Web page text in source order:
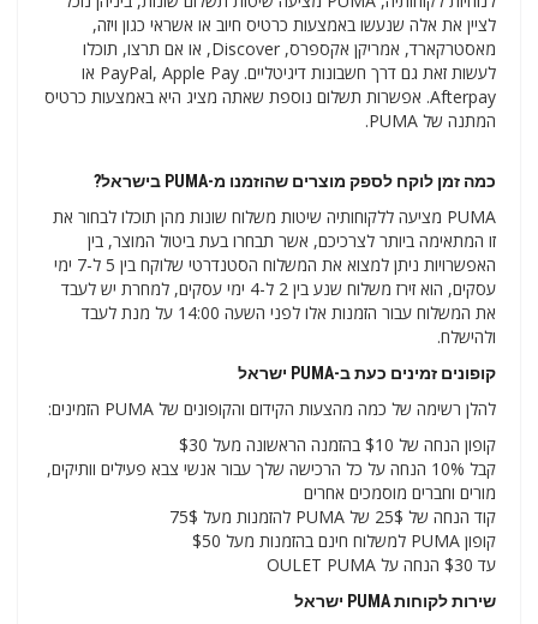
לציין את אלה שנעשו באמצעות כרטיס חיוב או אשראי כגון ויזה,
מאסטרקארד, אמריקן אקספרס, Discover, או אם תרצו, תוכלו
לעשות זאת גם דרך חשבונות דיגיטליים. PayPal, Apple Pay או
Afterpay. אפשרות תשלום נוספת שאתה מציג היא באמצעות כרטיס
המתנה של PUMA.
כמה זמן לוקח לספק מוצרים שהוזמנו מ-PUMA בישראל?
PUMA מציעה ללקוחותיה שיטות משלוח שונות מהן תוכלו לבחור את
זו המתאימה ביותר לצרכיכם, אשר תבחרו בעת ביטול המוצר, בין
האפשרויות ניתן למצוא את המשלוח הסטנדרטי שלוקח בין 5 ל-7 ימי
עסקים, הוא זירז משלוח שנע בין 2 ל-4 ימי עסקים, למחרת יש לעבד
את המשלוח עבור הזמנות אלו לפני השעה 14:00 על מנת לעבד
ולהישלח.
קופונים זמינים כעת ב-PUMA ישראל
להלן רשימה של כמה מהצעות הקידום והקופונים של PUMA הזמינים:
קופון הנחה של $10 בהזמנה הראשונה מעל $30
קבל 10% הנחה על כל הרכישה שלך עבור אנשי צבא פעילים וותיקים,
מורים וחברים מוסמכים אחרים
קוד הנחה של 25$ של PUMA להזמנות מעל 75$
קופון PUMA למשלוח חינם בהזמנות מעל $50
עד $30 הנחה על OULET PUMA
שירות לקוחות PUMA ישראל